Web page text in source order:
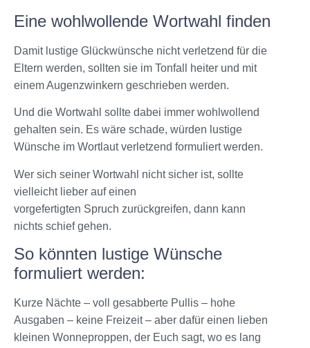
Eine wohlwollende Wortwahl finden
Damit lustige Glückwünsche nicht verletzend für die
Eltern werden, sollten sie im Tonfall heiter und mit
einem Augenzwinkern geschrieben werden.
Und die Wortwahl sollte dabei immer wohlwollend
gehalten sein. Es wäre schade, würden lustige
Wünsche im Wortlaut verletzend formuliert werden.
Wer sich seiner Wortwahl nicht sicher ist, sollte
vielleicht lieber auf einen
vorgefertigten Spruch zurückgreifen, dann kann
nichts schief gehen.
So könnten lustige Wünsche
formuliert werden:
Kurze Nächte – voll gesabberte Pullis – hohe
Ausgaben – keine Freizeit – aber dafür einen lieben
kleinen Wonneproppen, der Euch sagt, wo es lang